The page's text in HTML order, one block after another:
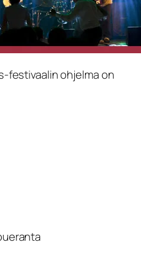
festivaalin ohjelma on